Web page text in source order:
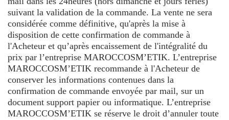
suivant la validation de la commande. La vente ne sera
considérée comme définitive, qu'après la mise à
disposition de cette confirmation de commande à
l'Acheteur et qu’après encaissement de l'intégralité du
prix par l’entreprise MAROCCOSM’ETIK. L’entreprise
MAROCCOSM’ETIK recommande à l'Acheteur de
conserver les informations contenues dans la
confirmation de commande envoyée par mail, sur un
document support papier ou informatique. L’entreprise
MAROCCOSM’ETIK se réserve le droit d’annuler toute